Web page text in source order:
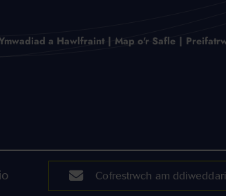
Cofrestrwch amCofrestrwch
a Hawlfraint Map o'r Safle